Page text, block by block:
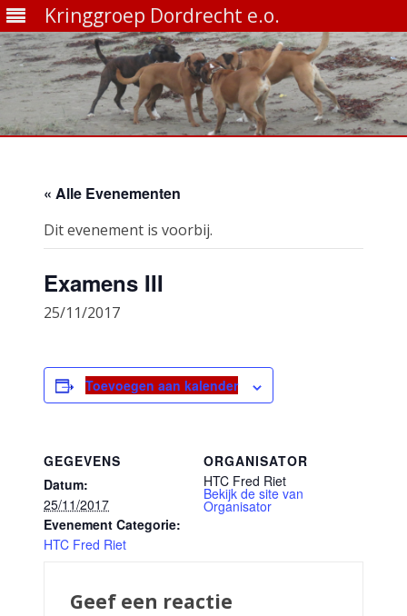
Kringgroep Dordrecht e.o.
« Alle Evenementen
Dit evenement is voorbij.
Examens III
25/11/2017
Toevoegen aan kalender
GEGEVENS
Datum:
25/11/2017
Evenement Categorie:
HTC Fred Riet
ORGANISATOR
HTC Fred Riet
Bekijk de site van
Organisator
Geef een reactie